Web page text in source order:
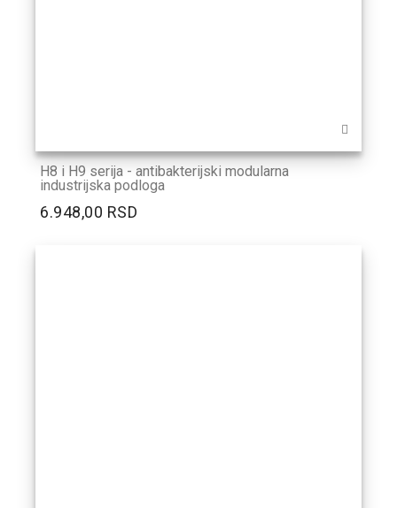
H8 i H9 serija - antibakterijski modularna
industrijska podloga
6.948,00 RSD